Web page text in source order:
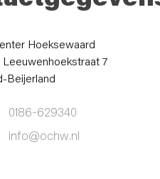
Hoeksewaard
Leeuwenhoekstraat 7
Beijerland
0186-629340
info@ochw.nl